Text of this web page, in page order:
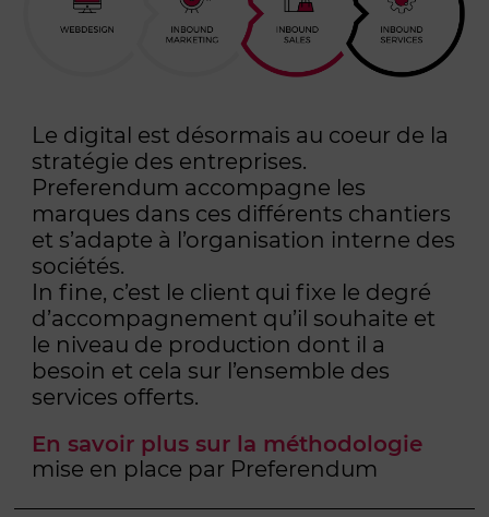
Le digital est désormais au coeur de la
stratégie des entreprises.
Preferendum accompagne les
marques dans ces différents chantiers
et s’adapte à l’organisation interne des
sociétés.
In fine, c’est le client qui fixe le degré
d’accompagnement qu’il souhaite et
le niveau de production dont il a
besoin et cela sur l’ensemble des
services offerts.
En savoir plus sur la méthodologie
mise en place par Preferendum